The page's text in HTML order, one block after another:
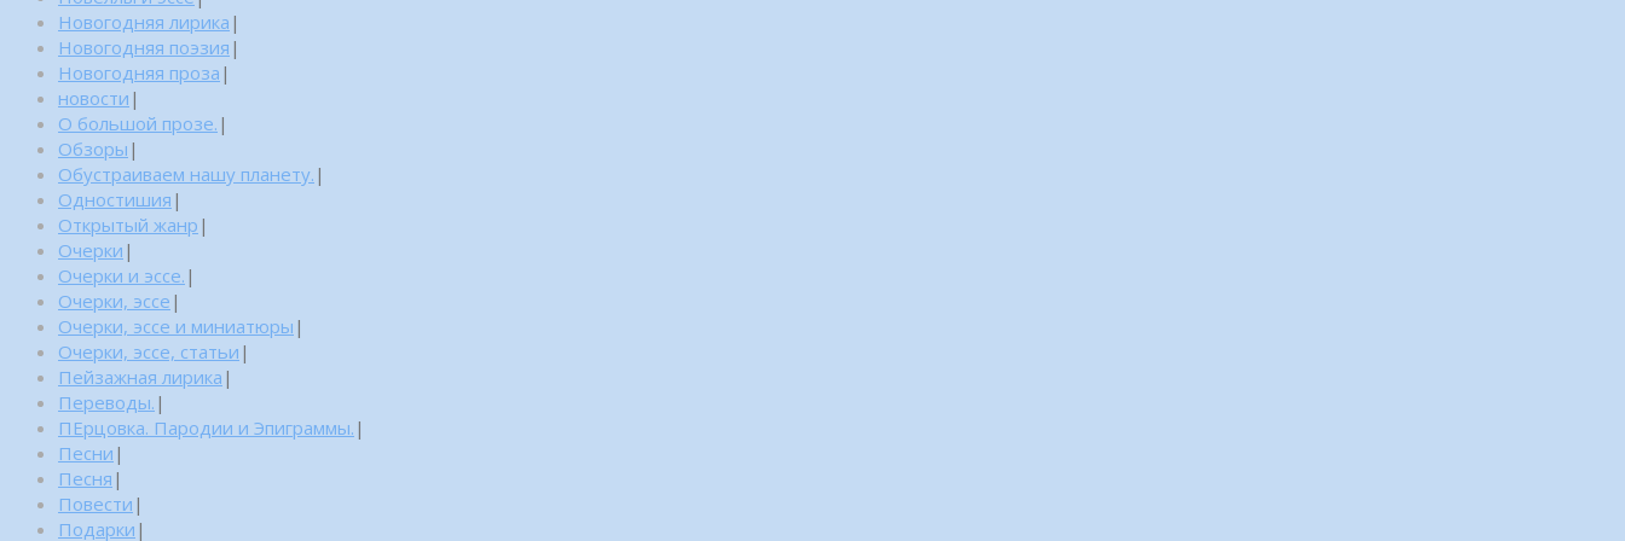
Новогодняя лирика |
Новогодняя поэзия |
Новогодняя проза |
новости |
О большой прозе. |
Обзоры |
Обустраиваем нашу планету. |
Одностишия |
Открытый жанр |
Очерки |
Очерки и эссе. |
Очерки, эссе |
Очерки, эссе и миниатюры |
Очерки, эссе, статьи |
Пейзажная лирика |
Переводы. |
ПЕрцовка. Пародии и Эпиграммы. |
Песни |
Песня |
Повести |
Подарки |